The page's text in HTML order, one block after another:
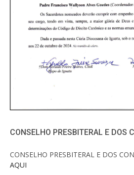
CONSELHO PRESBITERAL E DOS
CONSELHO PRESBITERAL E DOS
AQUI